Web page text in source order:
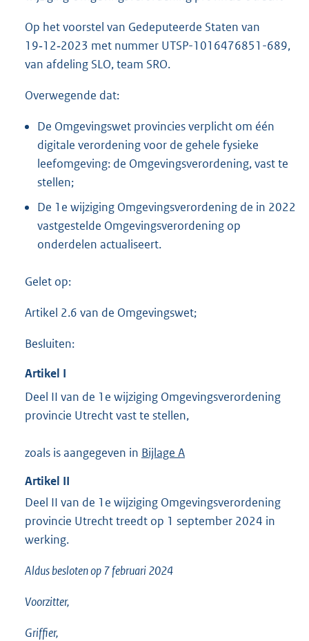
7
M
Op het voorstel van Gedeputeerde Staten van
19‑12‑2023 met nummer UTSP-1016476851-689,
van afdeling SLO, team SRO.
Overwegende dat:
De Omgevingswet provincies verplicht om één
digitale verordening voor de gehele fysieke
leefomgeving: de Omgevingsverordening, vast te
stellen;
De 1e wijziging Omgevingsverordening de in 2022
vastgestelde Omgevingsverordening op
onderdelen actualiseert.
Gelet op:
Artikel 2.6 van de Omgevingswet;
Besluiten:
Artikel I
Deel II van de 1e wijziging Omgevingsverordening
provincie Utrecht vast te stellen,
zoals is aangegeven in Bijlage A
Artikel II
Deel II van de 1e wijziging Omgevingsverordening
provincie Utrecht treedt op 1 september 2024 in
werking.
Aldus besloten op 7 februari 2024
Voorzitter,
Griffier,